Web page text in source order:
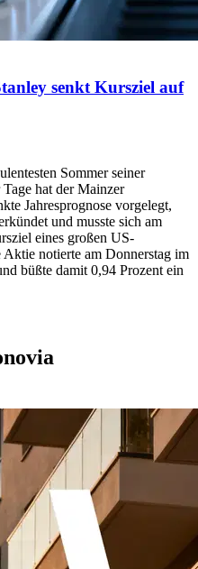
senkt Kursziel auf
Sommer seiner
hat der Mainzer
Jahresprognose vorgelegt,
und musste sich am
eines großen US-
Aktie notierte am Donnerstag im
büßte damit 0,94 Prozent ein